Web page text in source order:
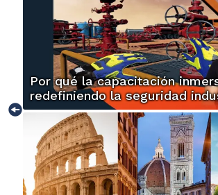
Por qué la capacitación
redefiniendo la seguridad